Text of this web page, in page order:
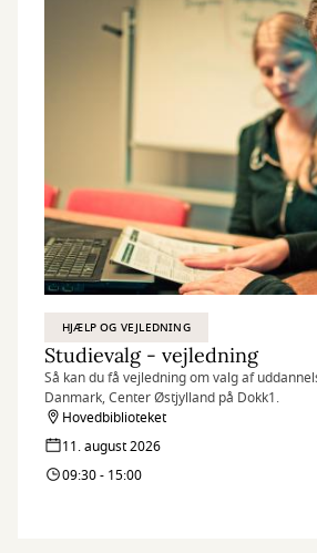
HJÆLP OG VEJLEDNING
Studievalg - vejledning
Så kan du få vejledning om valg af
Danmark, Center Østjylland på Dokk1.
Hovedbiblioteket
11. august 2026
09:30 - 15:00